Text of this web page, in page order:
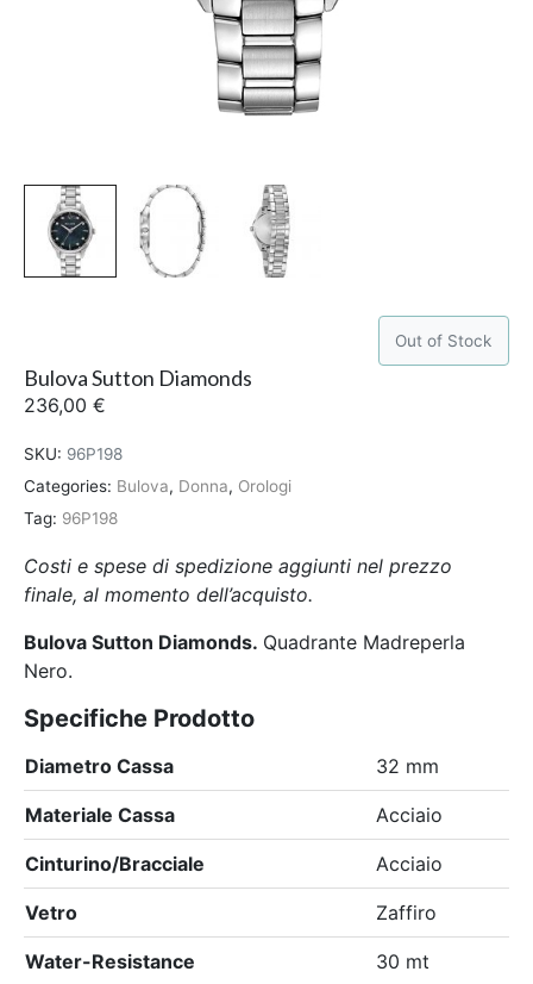
Out of Stock
Bulova Sutton Diamonds
236,00 €
SKU: 96P198
Categories: Bulova, Donna, Orologi
Tag: 96P198
Costi e spese di spedizione aggiunti nel prezzo
finale, al momento dell’acquisto.
Bulova Sutton Diamonds. Quadrante Madreperla
Nero.
Specifiche Prodotto
Diametro Cassa 32 mm
Materiale Cassa Acciaio
Cinturino/Bracciale Acciaio
Vetro Zaffiro
Water-Resistance 30 mt